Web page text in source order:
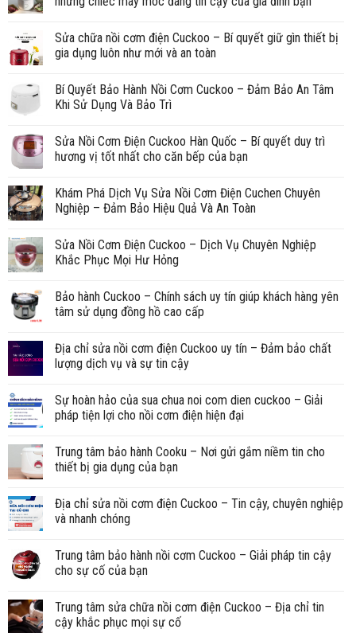
Sửa chữa nồi cơm điện Cuckoo – Bí quyết giữ gìn thiết bị
gia dụng luôn như mới và an toàn
Bí Quyết Bảo Hành Nồi Cơm Cuckoo – Đảm Bảo An Tâm
Khi Sử Dụng Và Bảo Trì
Sửa Nồi Cơm Điện Cuckoo Hàn Quốc – Bí quyết duy trì
hương vị tốt nhất cho căn bếp của bạn
Khám Phá Dịch Vụ Sửa Nồi Cơm Điện Cuchen Chuyên
Nghiệp – Đảm Bảo Hiệu Quả Và An Toàn
Sửa Nồi Cơm Điện Cuckoo – Dịch Vụ Chuyên Nghiệp
Khắc Phục Mọi Hư Hỏng
Bảo hành Cuckoo – Chính sách uy tín giúp khách hàng yên
tâm sử dụng đồng hồ cao cấp
Địa chỉ sửa nồi cơm điện Cuckoo uy tín – Đảm bảo chất
lượng dịch vụ và sự tin cậy
Sự hoàn hảo của sua chua noi com dien cuckoo – Giải
pháp tiện lợi cho nồi cơm điện hiện đại
Trung tâm bảo hành Cooku – Nơi gửi gắm niềm tin cho
thiết bị gia dụng của bạn
Địa chỉ sửa nồi cơm điện Cuckoo – Tin cậy, chuyên nghiệp
và nhanh chóng
Trung tâm bảo hành nồi cơm Cuckoo – Giải pháp tin cậy
cho sự cố của bạn
Trung tâm sửa chữa nồi cơm điện Cuckoo – Địa chỉ tin
cậy khắc phục mọi sự cố